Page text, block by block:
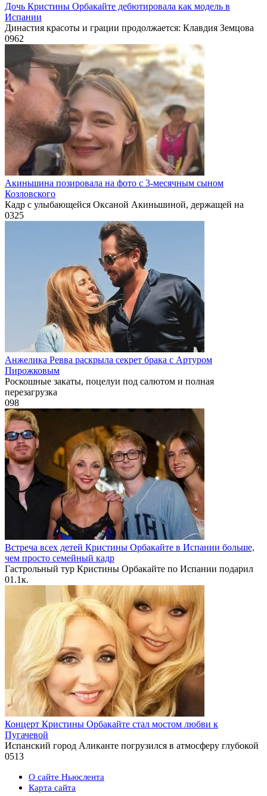
Дочь Кристины Орбакайте дебютировала как модель в
Испании
Династия красоты и грации продолжается: Клавдия Земцова
0962
Акиньшина позировала на фото с 3-месячным сыном
Козловского
Кадр с улыбающейся Оксаной Акиньшиной, держащей на
0325
Анжелика Ревва раскрыла секрет брака с Артуром
Пирожковым
Роскошные закаты, поцелуи под салютом и полная
перезагрузка
098
Встреча всех детей Кристины Орбакайте в Испании больше,
чем просто семейный кадр
Гастрольный тур Кристины Орбакайте по Испании подарил
01.1к.
Концерт Кристины Орбакайте стал мостом любви к
Пугачевой
Испанский город Аликанте погрузился в атмосферу глубокой
0513
О сайте Ньюслента
Карта сайта